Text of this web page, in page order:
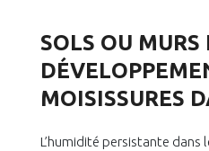
SOLS OU MURS
MOISISSURES
L’humidité persistante dans